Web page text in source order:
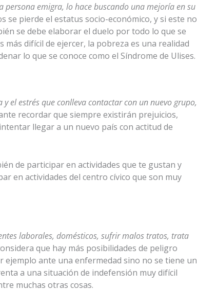
emigra, lo hace buscando una mejoría en su
se pierde el estatus socio-económico, y si este no
se debe elaborar el duelo por todo lo que se
difícil de ejercer, la pobreza es una realidad
lo que se conoce como el Síndrome de Ulises.
el estrés que conlleva contactar con un nuevo grupo,
recordar que siempre existirán prejuicios,
llegar a un nuevo país con actitud de
de participar en actividades que te gustan y
en actividades del centro cívico que son muy
laborales, domésticos, sufrir malos tratos, trata
que hay más posibilidades de peligro
ejemplo ante una enfermedad sino no se tiene un
a una situación de indefensión muy difícil
muchas otras cosas.